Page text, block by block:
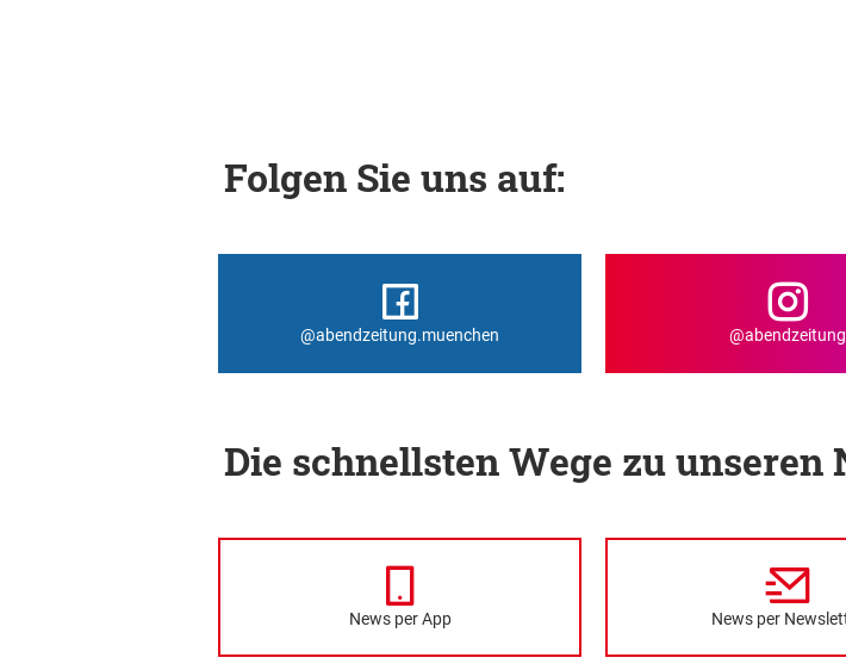
Folgen Sie uns auf:
@abendzeitung.muenchen @abendzeitung
Die schnellsten Wege zu unseren
News per App News per